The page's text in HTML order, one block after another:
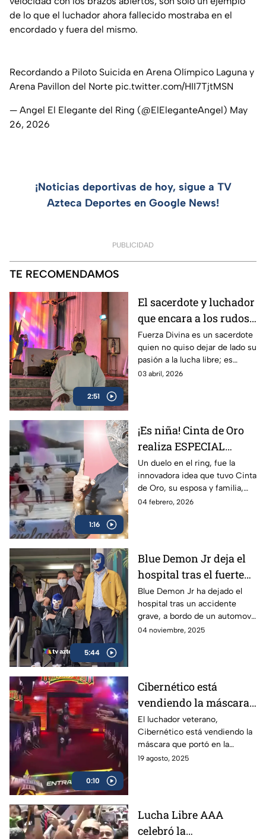
de lo que el luchador ahora fallecido mostraba en el
encordado y fuera del mismo.
Recordando a Piloto Suicida en Arena Olímpico Laguna y
Arena Pavillon del Norte pic.twitter.com/HII7TjtMSN
— Angel El Elegante del Ring (@ElEleganteAngel) May
26, 2026
¡Noticias deportivas de hoy, sigue a TV
Azteca Deportes en Google News!
PUBLICIDAD
TE RECOMENDAMOS
2:51
El sacerdote y luchador
que encara a los rudos
y al pecado: Fuerza
Divina
Fuerza Divina es un sacerdote
quien no quiso dejar de lado su
pasión a la lucha libre; es
profesional de este deporte y
03 abril, 2026
1:16
¡Es niña! Cinta de Oro
realiza ESPECIAL
revelación de género
en un ring de lucha
libre
Un duelo en el ring, fue la
innovadora idea que tuvo Cinta
de Oro, su esposa y familia,
para anunciar y celebrar la
04 febrero, 2026
5:44
Blue Demon Jr deja el
hospital tras el fuerte
accidente
automovilístico
Blue Demon Jr ha dejado el
hospital tras un accidente
grave, a bordo de un automovil
sufrido el 28 de octubre en la
04 noviembre, 2025
0:10
Cibernético está
vendiendo la máscara
que usó en Triplemanía
33
El luchador veterano,
Cibernético está vendiendo la
máscara que portó en la
Triplemanía 33, en donde
19 agosto, 2025
Lucha Libre AAA
celebró la